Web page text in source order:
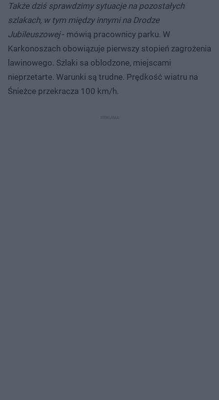
Także dziś sprawdzimy sytuacje na pozostałych
szlakach, w tym między innymi na Drodze
Jubileuszowej- mówią pracownicy parku. W
Karkonoszach obowiązuje pierwszy stopień zagrożenia
lawinowego. Szlaki sa oblodzone, miejscami
nieprzetarte. Warunki są trudne. Prędkość wiatru na
Śnieżce przekracza 100 km/h.